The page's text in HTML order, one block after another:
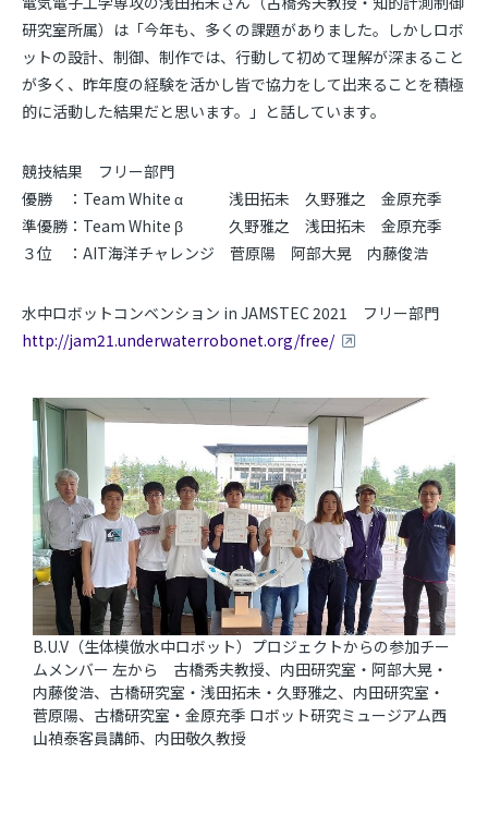
研究室所属）は「今年も、多くの課題がありました。しかしロボ
ットの設計、制御、制作では、行動して初めて理解が深まること
が多く、昨年度の経験を活かし皆で協力をして出来ることを積極
的に活動した結果だと思います。」と話しています。
競技結果 フリー部門
優勝 ：Team White α 浅田拓未 久野雅之 金原充季
準優勝：Team White β 久野雅之 浅田拓未 金原充季
３位 ：AIT海洋チャレンジ 菅原陽 阿部大晃 内藤俊浩
水中ロボットコンベンション in JAMSTEC 2021 フリー部門
http://jam21.underwaterrobonet.org/free/
B.U.V（生体模倣水中ロボット）プロジェクトからの参加チー
ムメンバー 左から 古橋秀夫教授、内田研究室・阿部大晃・
内藤俊浩、古橋研究室・浅田拓未・久野雅之、内田研究室・
菅原陽、古橋研究室・金原充季 ロボット研究ミュージアム西
山禎泰客員講師、内田敬久教授